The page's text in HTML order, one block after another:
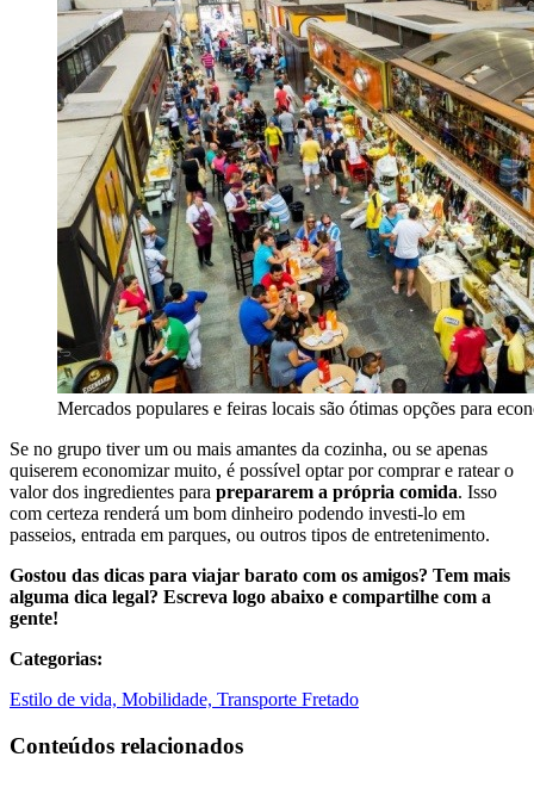
Mercados populares e feiras locais são ótimas opções para
Se no grupo tiver um ou mais amantes da cozinha, ou se apenas
quiserem economizar muito, é possível optar por comprar e ratear o
valor dos ingredientes para prepararem a própria comida. Isso
com certeza renderá um bom dinheiro podendo investi-lo em
passeios, entrada em parques, ou outros tipos de entretenimento.
Gostou das dicas para viajar barato com os amigos? Tem mais
alguma dica legal? Escreva logo abaixo e compartilhe com a
gente!
Categorias:
Estilo de vida, Mobilidade, Transporte Fretado
Conteúdos relacionados